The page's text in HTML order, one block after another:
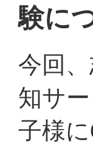
験に
今回
知サ
子様